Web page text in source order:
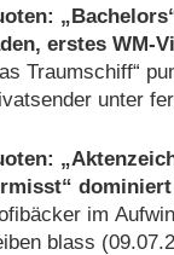
erstes WM-
Traumschiff“
unter
trotz Rückgang
im
blass